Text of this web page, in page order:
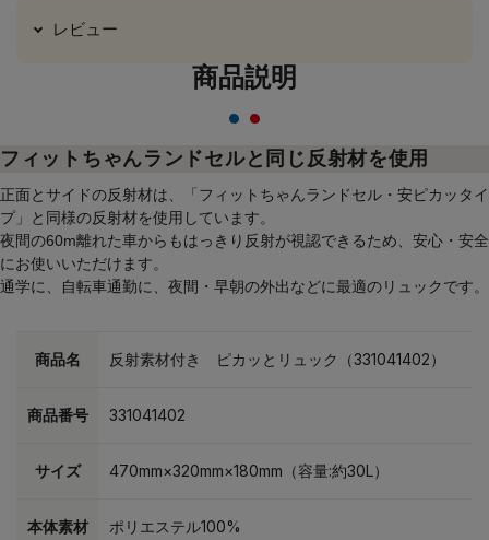
レビュー
商品説明
フィットちゃんランドセルと同じ反射材を使用
正面とサイドの反射材は、「フィットちゃんランドセル・安ピカッタイ
プ」と同様の反射材を使用しています。
夜間の60m離れた車からもはっきり反射が視認できるため、安心・安全
にお使いいただけます。
通学に、自転車通勤に、夜間・早朝の外出などに最適のリュックです。
商品名 反射素材付き ピカッとリュック（331041402）
商品番号 331041402
サイズ 470mm×320mm×180mm（容量:約30L）
本体素材 ポリエステル100%